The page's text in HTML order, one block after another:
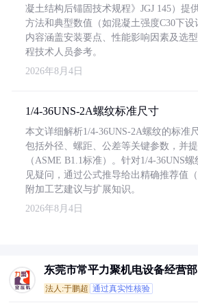
凝土结构后锚固技术规程》JGJ 145）提
方法和典型数值（如混凝土强度C30下设
内容涵盖安装要点、性能影响因素及选
程技术人员参考。
2026年8月4日
1/4-36UNS-2A螺纹标准尺寸
本文详细解析1/4-36UNS-2A螺纹的标准
包括外径、螺距、公差等关键参数，并
（ASME B1.1标准）。针对1/4-36UNS
见疑问，通过公式推导给出精确推荐值
附加工艺建议与扩展知识。
2026年8月4日
东莞市常平力聚机电设备经营部
法人:于鹏超 通过真实性核验